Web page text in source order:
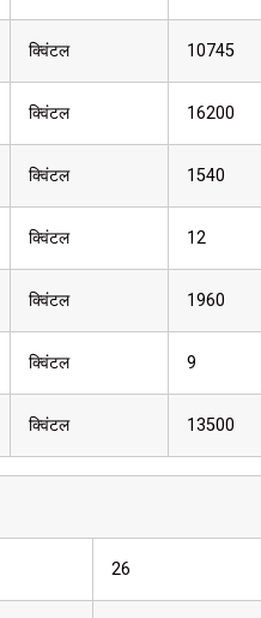
क्विंटल 10745
क्विंटल 16200
क्विंटल 1540
क्विंटल 12
क्विंटल 1960
क्विंटल 9
क्विंटल 13500
26